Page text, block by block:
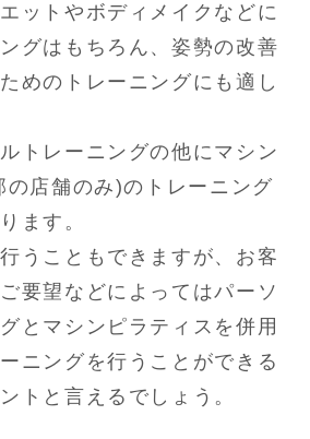
ットやボディメイクなどに
グはもちろん、姿勢の改善
めのトレーニングにも適し
トレーニングの他にマシン
の店舗のみ)のトレーニング
ます。
うこともできますが、お客
要望などによってはパーソ
とマシンピラティスを併用
ニングを行うことができる